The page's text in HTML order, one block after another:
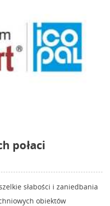
połaci
słabości i zaniedbania
obiektów